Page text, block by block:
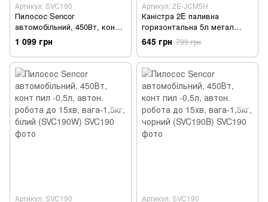
Артикул: SVC190
Пилосос Sencor
автомобільний, 450Вт, конт
пил -0,5л, автон. робота до
15хв, вага-1,5кг, червоний
(SVC190R)
1 099 грн
Артикул: 2E-JCM5H
Каністра 2E паливна
горизонтальна 5л метал
0.6мм, 1.5кг, червоний -
Уцінка
645 грн 799 грн
Артикул: SVC190 Артикул: SVC190